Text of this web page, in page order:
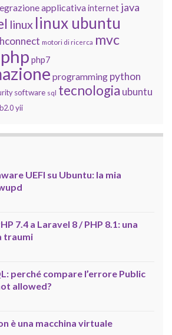
applicativainternet java
linux linux ubuntu
motori di ricerca mvc
php php7
programming python
software sql tecnologia ubuntu
yii
UEFI su Ubuntu: la mia
7.4 a Laravel 8 / PHP 8.1: una
traumi
perché compare l’errore Public
allowed?
è una macchina virtuale